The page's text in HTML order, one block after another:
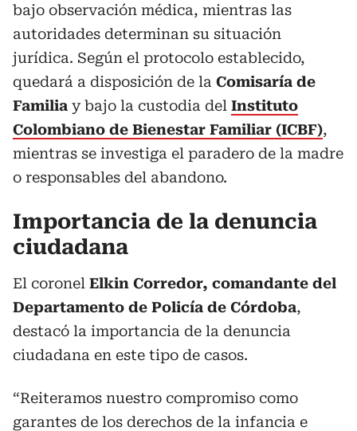
bajo observación médica, mientras las
autoridades determinan su situación
jurídica. Según el protocolo establecido,
quedará a disposición de la Comisaría de
Familia y bajo la custodia del Instituto
Colombiano de Bienestar Familiar (ICBF),
mientras se investiga el paradero de la madre
o responsables del abandono.
Importancia de la denuncia
ciudadana
El coronel Elkin Corredor, comandante del
Departamento de Policía de Córdoba,
destacó la importancia de la denuncia
ciudadana en este tipo de casos.
“Reiteramos nuestro compromiso como
garantes de los derechos de la infancia e